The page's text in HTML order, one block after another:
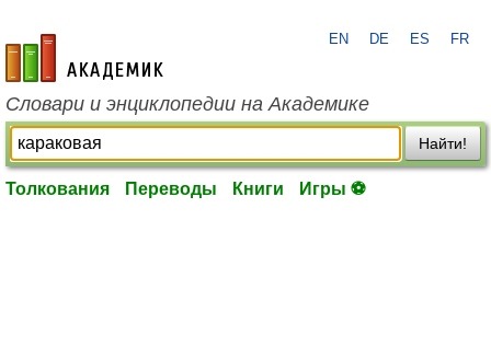
academic.ru
EN DE ES FR
Словари и энциклопедии на Академике
Найти!
Толкования Переводы Книги Игры ⚽